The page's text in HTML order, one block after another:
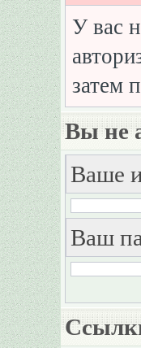
У вас
затем
Вы не
Ваше
Ваш